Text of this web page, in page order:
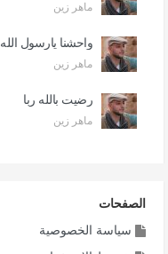
ماهر زين
واحشنا يارسول الله
ماهر زين
رضيت بالله ربا
ماهر زين
الصفحات
سياسة الخصوصية